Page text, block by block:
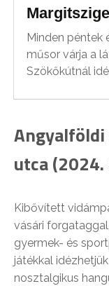
Minden péntek
műsor várja a
Szökőkútnál
Angyalföldi
utca
Kibővített
vásári
gyermek- és
játékkal
nosztalgikus